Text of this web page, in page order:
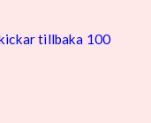
tillbaka 100